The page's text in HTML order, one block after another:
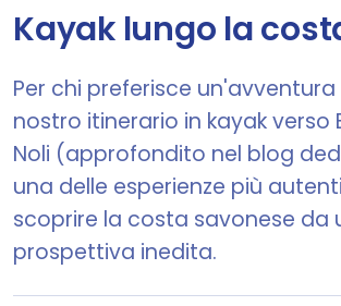
Kayak lungo la
Per chi preferisce
nostro itinerario in kayak verso
Noli (approfondito nel blog
una delle esperienze più
scoprire la costa savonese da
prospettiva inedita.